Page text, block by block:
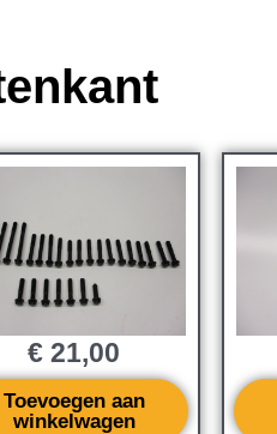
€ 21,00
Toevoegen aan
winkelwagen